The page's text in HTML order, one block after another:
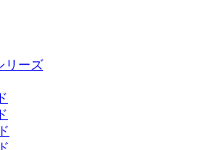
リーズ